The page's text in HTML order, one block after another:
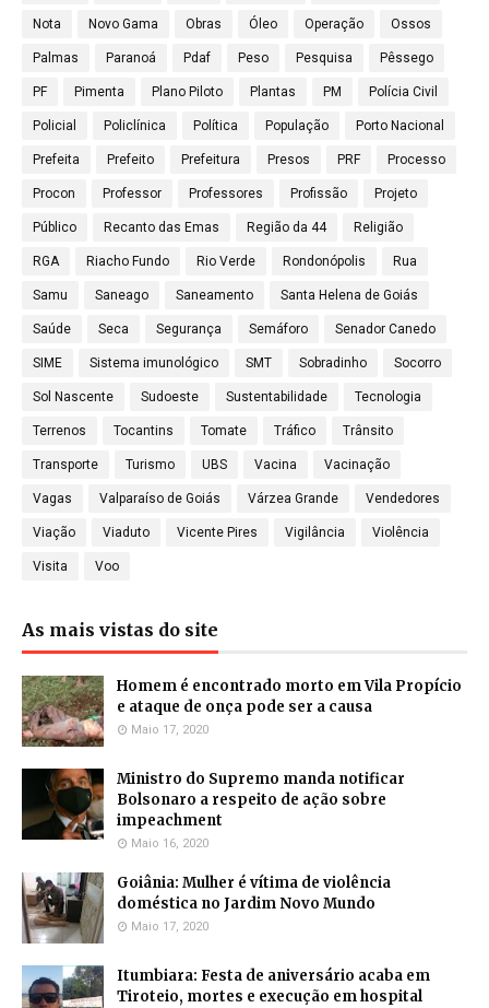
Nota Novo Gama Obras Óleo Operação Ossos
Palmas Paranoá Pdaf Peso Pesquisa Pêssego
PF Pimenta Plano Piloto Plantas PM Polícia Civil
Policial Policlínica Política População Porto Nacional
Prefeita Prefeito Prefeitura Presos PRF Processo
Procon Professor Professores Profissão Projeto
Público Recanto das Emas Região da 44 Religião
RGA Riacho Fundo Rio Verde Rondonópolis Rua
Samu Saneago Saneamento Santa Helena de Goiás
Saúde Seca Segurança Semáforo Senador Canedo
SIME Sistema imunológico SMT Sobradinho Socorro
Sol Nascente Sudoeste Sustentabilidade Tecnologia
Terrenos Tocantins Tomate Tráfico Trânsito
Transporte Turismo UBS Vacina Vacinação
Vagas Valparaíso de Goiás Várzea Grande Vendedores
Viação Viaduto Vicente Pires Vigilância Violência
Visita Voo
As mais vistas do site
Homem é encontrado morto em Vila Propício
e ataque de onça pode ser a causa
Maio 17, 2020
Ministro do Supremo manda notificar
Bolsonaro a respeito de ação sobre
impeachment
Maio 16, 2020
Goiânia: Mulher é vítima de violência
doméstica no Jardim Novo Mundo
Maio 17, 2020
Itumbiara: Festa de aniversário acaba em
Tiroteio, mortes e execução em hospital